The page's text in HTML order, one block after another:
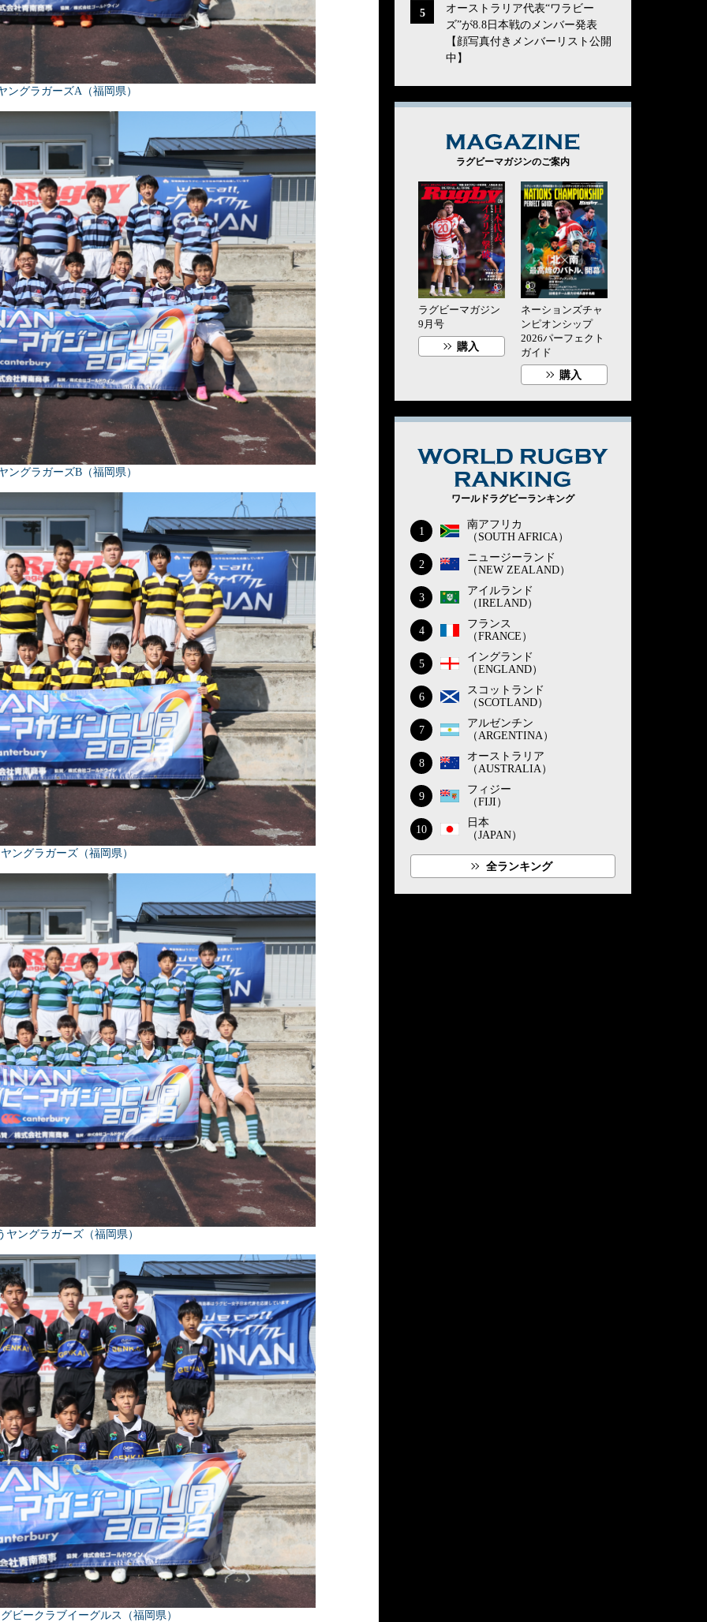
ングラガーズA（福岡県）
ングラガーズB（福岡県）
ングラガーズ（福岡県）
ヤングラガーズ（福岡県）
ビークラブイーグルス（福岡県）
オーストラリア代表“ワラビー
ズ”が8.8日本戦のメンバー発表
【顔写真付きメンバーリスト公開
中】
ラグビーマガジンのご案内
ラグビーマガジン
9月号
購入
ネーションズチャ
ンピオンシップ
2026パーフェクト
ガイド
購入
ワールドラグビーランキング
1
南アフリカ
（SOUTH AFRICA）
2
ニュージーランド
（NEW ZEALAND）
3
アイルランド
（IRELAND）
4
フランス
（FRANCE）
5
イングランド
（ENGLAND）
6
スコットランド
（SCOTLAND）
7
アルゼンチン
（ARGENTINA）
8
オーストラリア
（AUSTRALIA）
9
フィジー
（FIJI）
10
日本
（JAPAN）
全ランキング